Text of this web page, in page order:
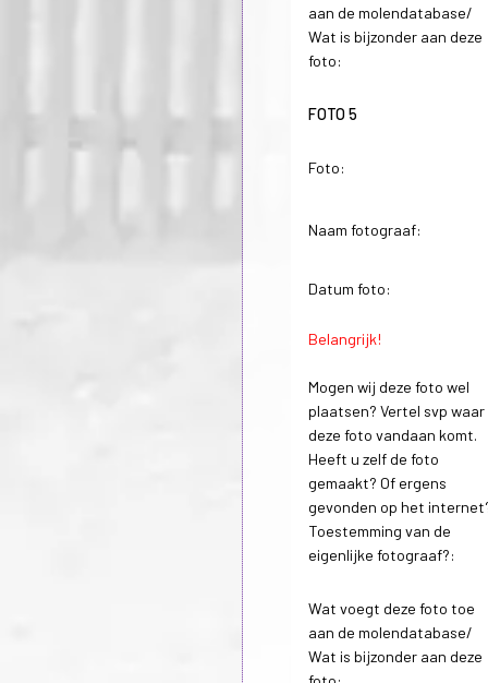
aan de molendatabase/
Wat is bijzonder aan deze
foto:
FOTO 5
Foto:
Naam fotograaf:
Datum foto:
Belangrijk!
Mogen wij deze foto wel
plaatsen? Vertel svp waar
deze foto vandaan komt.
Heeft u zelf de foto
gemaakt? Of ergens
gevonden op het
Toestemming van de
eigenlijke fotograaf?:
Wat voegt deze foto toe
aan de molendatabase/
Wat is bijzonder aan deze